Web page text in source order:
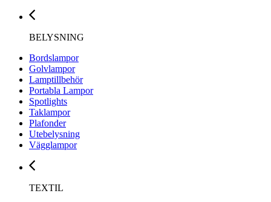
BELYSNING
Bordslampor
Golvlampor
Lamptillbehör
Portabla Lampor
Spotlights
Taklampor
Plafonder
Utebelysning
Vägglampor
TEXTIL